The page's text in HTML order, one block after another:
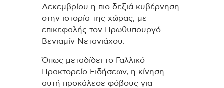
Δεκεμβρίου η πιο δεξιά κυβέρνηση
στην ιστορία της χώρας, με
επικεφαλής τον Πρωθυπουργό
Βενιαμίν Νετανιάχου.
Όπως μεταδίδει το Γαλλικό
Πρακτορείο Ειδήσεων, η κίνηση
αυτή προκάλεσε φόβους για